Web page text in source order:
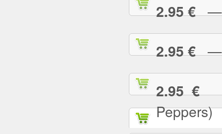
2.95 €—
2.95 €—
2.95 €—
Peppers)